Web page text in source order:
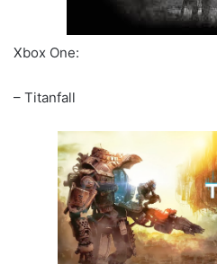
Xbox One:
– Titanfall